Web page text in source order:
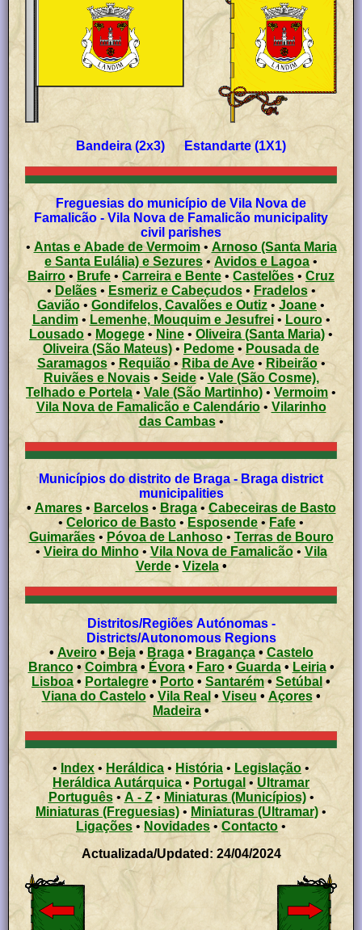
Bandeira (2x3) Estandarte (1X1)
Freguesias do município de Vila Nova de
Famalicão - Vila Nova de Famalicão municipality
civil parishes
• Antas e Abade de Vermoim• Arnoso (Santa Maria
e Santa Eulália) e Sezures• Avidos e Lagoa •
Bairro • Brufe • Carreira e Bente • Castelões • Cruz
• Delães• Esmeriz e Cabeçudos • Fradelos•
Gavião • Gondifelos, Cavalões e Outiz • Joane•
Landim• Lemenhe, Mouquim e Jesufrei• Louro•
Lousado • Mogege • Nine • Oliveira (Santa Maria) •
Oliveira (São Mateus)• Pedome •Pousada de
Saramagos• Requião• Riba de Ave• Ribeirão•
Ruivães e Novais• Seide• Vale (São Cosme),
Telhado e Portela•Vale (São Martinho)• Vermoim •
Vila Nova de Famalicão e Calendário• Vilarinho
das Cambas•
Municípios do distrito de Braga - Braga district
municipalities
• Amares• Barcelos• Braga• Cabeceiras de Basto
•
Celorico de Basto • Esposende • Fafe •
Guimarães• Póvoa de Lanhoso•
Terras de Bouro
• Vieira do Minho• Vila Nova de Famalicão• Vila
Verde• Vizela•
Distritos/Regiões Autónomas -
Districts/Autonomous Regions
• Aveiro• Beja• Braga• Bragança• Castelo
Branco• Coimbra• Évora• Faro• Guarda•Leiria•
Lisboa• Portalegre • Porto • Santarém• Setúbal •
Viana do Castelo• Vila Real • Viseu • Açores •
Madeira •
• Index • Heráldica • História • Legislação •
Heráldica Autárquica • Portugal • Ultramar
Português• A - Z• Miniaturas (Municípios)•
Miniaturas (Freguesias) • Miniaturas (Ultramar) •
Ligações • Novidades•Contacto •
Actualizada/Updated: 24/04/2024